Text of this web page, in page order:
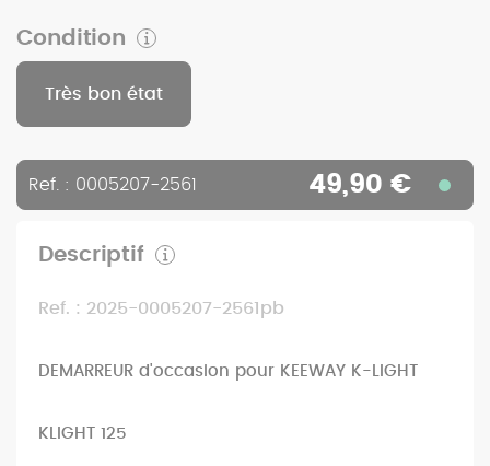
Condition
Très bon état
Ref. : 0005207-2561 49,90 €
Descriptif
Ref. : 2025-0005207-2561pb
DEMARREUR d'occasion pour KEEWAY K-LIGHT
KLIGHT 125